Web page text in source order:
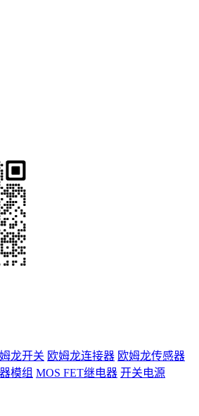
龙开关 欧姆龙连接器 欧姆龙传感器
模组 MOS FET继电器 开关电源